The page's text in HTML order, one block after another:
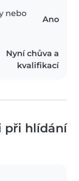
nebo
Ano
Nyní chůva a
kvalifikací
při hlídání